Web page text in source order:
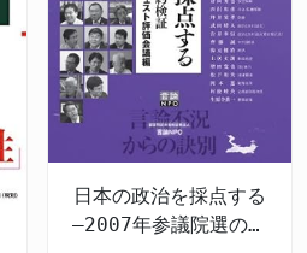
日本の政治を採点する
―2007年参議院選の公